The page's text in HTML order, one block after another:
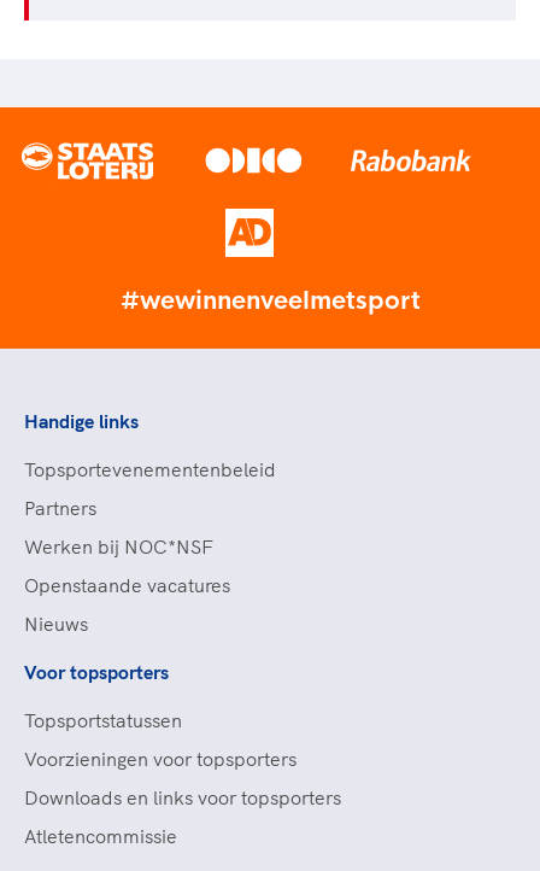
#wewinnenveelmetsport
Handige links
Topsportevenementenbeleid
Partners
Werken bij NOC*NSF
Openstaande vacatures
Nieuws
Voor topsporters
Topsportstatussen
Voorzieningen voor topsporters
Downloads en links voor topsporters
Atletencommissie